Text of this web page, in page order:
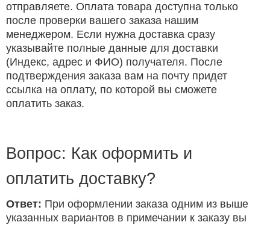
отправляете. Оплата товара доступна только
после проверки вашего заказа нашим
менеджером. Если нужна доставка сразу
указывайте полные данные для доставки
(Индекс, адрес и ФИО) получателя. После
подтверждения заказа вам на почту придет
ссылка на оплату, по которой вы сможете
оплатить заказ.
Вопрос: Как оформить и
оплатить доставку?
Ответ: При оформлении заказа одним из выше
указанных вариантов в примечании к заказу вы